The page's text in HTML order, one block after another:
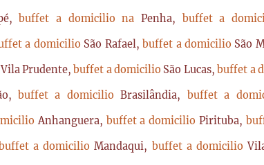
buffet a domicilio naPenha, buffet a
a domicilio São Rafael,buffet a domicilio São
Vila Prudente,buffet a domicilio São Lucas,buffet a
buffet a domicilioBrasilândia, buffet a
Anhanguera, buffet a domicilio Pirituba,
a domicilioMandaqui, buffet a domicilio